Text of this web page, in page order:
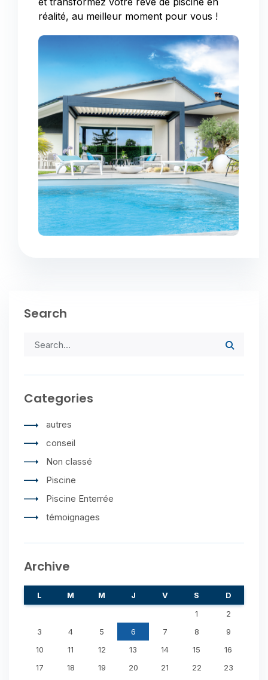
réalité, au meilleur moment pour vous !
Search
Categories
autres
conseil
Non classé
Piscine
Piscine Enterrée
témoignages
Archive
L M M J V S
D
1
2
3
4 5 6 7 8
9
10
11 12 13 14 15
16
17
18 19 20 21 22
23